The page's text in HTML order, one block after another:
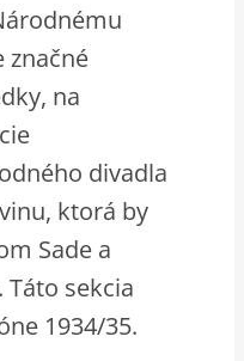
značné
na
divadla
ktorá by
Sade a
sekcia
1934/35.